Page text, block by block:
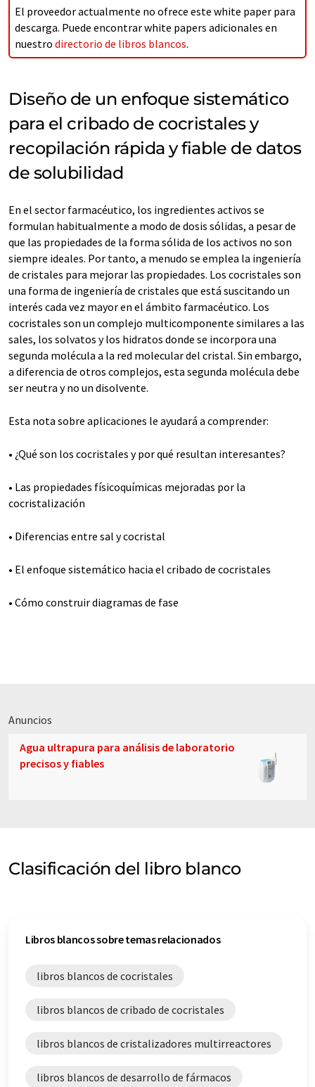
El proveedor actualmente no ofrece este white paper para
descarga. Puede encontrar white papers adicionales en
nuestro directorio de libros blancos.
Diseño de un enfoque sistemático
para el cribado de cocristales y
recopilación rápida y fiable de datos
de solubilidad
En el sector farmacéutico, los ingredientes activos se
formulan habitualmente a modo de dosis sólidas, a pesar de
que las propiedades de la forma sólida de los activos no son
siempre ideales. Por tanto, a menudo se emplea la ingeniería
de cristales para mejorar las propiedades. Los cocristales son
una forma de ingeniería de cristales que está suscitando un
interés cada vez mayor en el ámbito farmacéutico. Los
cocristales son un complejo multicomponente similares a las
sales, los solvatos y los hidratos donde se incorpora una
segunda molécula a la red molecular del cristal. Sin embargo,
a diferencia de otros complejos, esta segunda molécula debe
ser neutra y no un disolvente.
Esta nota sobre aplicaciones le ayudará a comprender:
• ¿Qué son los cocristales y por qué resultan interesantes?
• Las propiedades físicoquímicas mejoradas por la
cocristalización
• Diferencias entre sal y cocristal
• El enfoque sistemático hacia el cribado de cocristales
• Cómo construir diagramas de fase
Anuncios
Agua ultrapura para análisis de laboratorio
precisos y fiables
Clasificación del libro blanco
Libros blancos sobre temas relacionados
libros blancos de cocristales
libros blancos de cribado de cocristales
libros blancos de cristalizadores multirreactores
libros blancos de desarrollo de fármacos